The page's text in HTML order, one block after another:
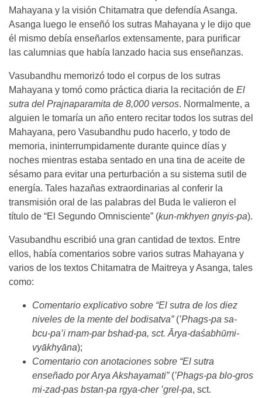
Mahayana y la visión Chitamatra que defendía Asanga.
Asanga luego le enseñó los sutras Mahayana y le dijo que
él mismo debía enseñarlos extensamente, para purificar
las calumnias que había lanzado hacia sus enseñanzas.
Vasubandhu memorizó todo el corpus de los sutras
Mahayana y tomó como práctica diaria la recitación de El
sutra del Prajnaparamita de 8,000 versos. Normalmente, a
alguien le tomaría un año entero recitar todos los sutras del
Mahayana, pero Vasubandhu pudo hacerlo, y todo de
memoria, ininterrumpidamente durante quince días y
noches mientras estaba sentado en una tina de aceite de
sésamo para evitar una perturbación a su sistema sutil de
energía. Tales hazañas extraordinarias al conferir la
transmisión oral de las palabras del Buda le valieron el
título de “El Segundo Omnisciente” (kun-mkhyen gnyis-pa).
Vasubandhu escribió una gran cantidad de textos. Entre
ellos, había comentarios sobre varios sutras Mahayana y
varios de los textos Chitamatra de Maitreya y Asanga, tales
como:
Comentario explicativo sobre “El sutra de los diez
niveles de la mente del bodisatva”(’Phags-pa sa-
bcu-pa’i rnam-par bshad-pa, sct. Ārya-daśabhūmi-
vyākhyāna);
Comentario con anotaciones sobre “El sutra
enseñado por Arya Akshayamati”(’Phags-pa blo-gros
mi-zad-pas bstan-pa rgya-cher ’grel-pa, sct.